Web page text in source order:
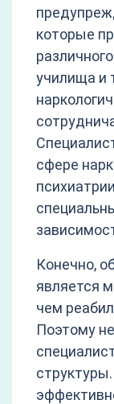
которые
училища и
сфере
Конечно,
является
чем
Поэтому